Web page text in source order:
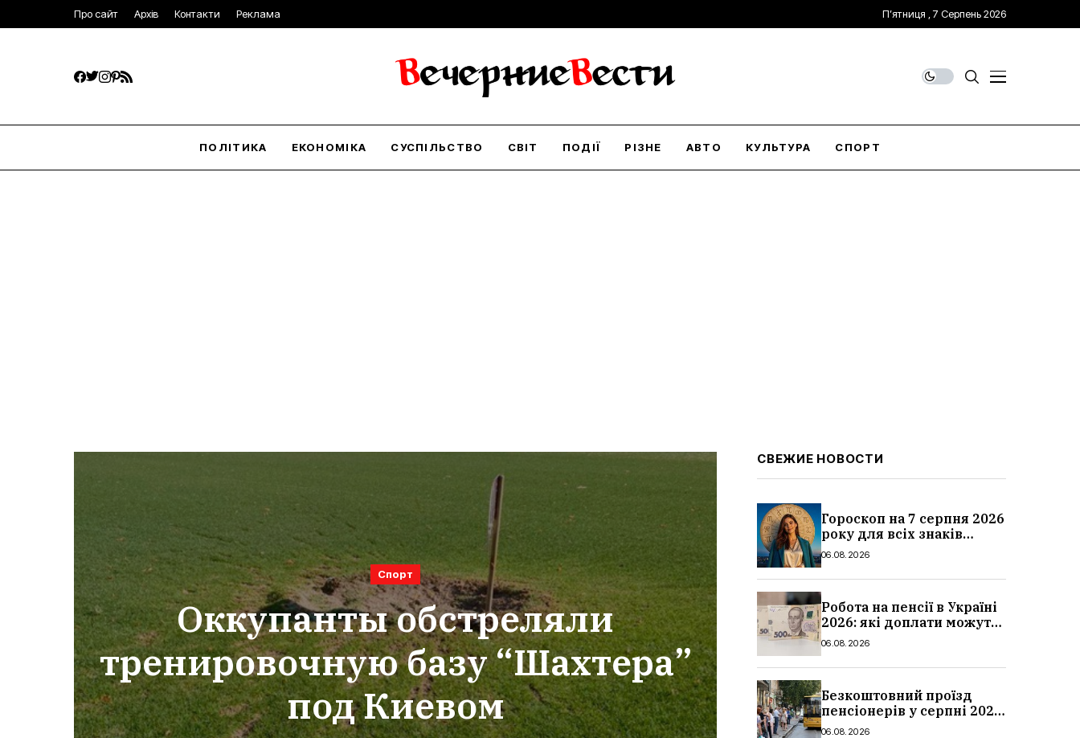
Про сайт Архів Контакти Реклама П’ятниця , 7 Серпень 2026
ПОЛІТИКА ЕКОНОМІКА СУСПІЛЬСТВО СВІТ ПОДІЇ РІЗНЕ АВТО КУЛЬТУРА СПОРТ
Спорт
Оккупанты обстреляли
тренировочную базу “Шахтера”
под Киевом
СВЕЖИЕ НОВОСТИ
Гороскоп на 7 серпня 2026
року для всіх знаків
зодіаку: кому пощастить у
06.08.2026
Робота на пенсії в Україні
2026: які доплати можуть
скасувати, про що
06.08.2026
Безкоштовний проїзд
пенсіонерів у серпні 2026
в Україні: де діє пільга,
06.08.2026